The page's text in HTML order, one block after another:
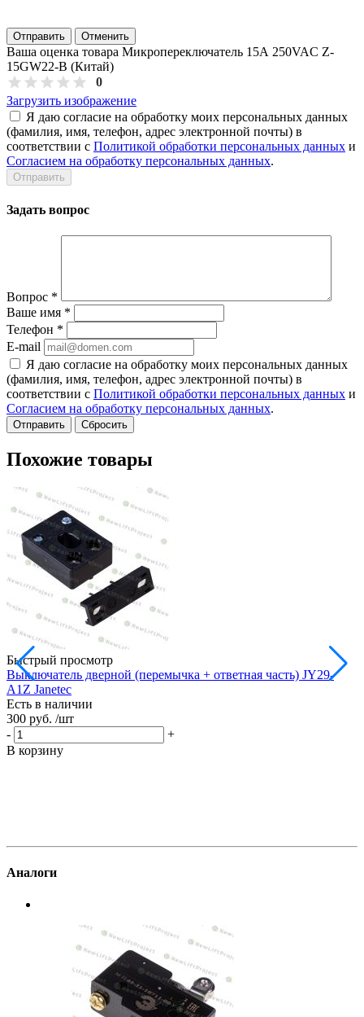
Отправить Отменить
Ваша оценка товара Микропереключатель 15А 250VAC Z-
15GW22-B (Китай)
0
Загрузить изображение
Я даю согласие на обработку моих персональных данных
(фамилия, имя, телефон, адрес электронной почты) в
соответствии с Политикой обработки персональных данных и
Согласием на обработку персональных данных.
Задать вопрос
Вопрос *
Ваше имя *
Телефон *
E-mail
Я даю согласие на обработку моих персональных данных
(фамилия, имя, телефон, адрес электронной почты) в
соответствии с Политикой обработки персональных данных и
Согласием на обработку персональных данных.
Сбросить
Похожие товары
Быстрый просмотр
Выключатель дверной (перемычка + ответная часть) JY29-
A1Z Janetec
Есть в наличии
300 руб. /шт
-
+
В корзину
Аналоги